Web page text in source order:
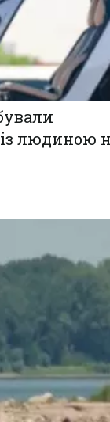
людиною